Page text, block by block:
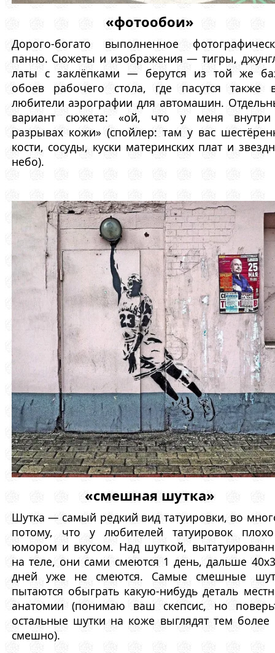
«фотообои»
Дорого-богато выполненное
панно. Сюжеты и изображения — тигры,
латы с заклёпками — берутся из той же
обоев рабочего стола, где пасутся также
любители аэрографии для автомашин.
вариант сюжета: «ой, что у меня
разрывах кожи» (спойлер: там у вас
кости, сосуды, куски материнских плат и
небо).
«смешная шутка»
Шутка — самый редкий вид татуировки, во
потому, что у любителей татуировок
юмором и вкусом. Над шуткой,
на теле, они сами смеются 1 день, дальше
дней уже не смеются. Самые смешные
пытаются обыграть какую-нибудь деталь
анатомии (понимаю ваш скепсис, но
остальные шутки на коже выглядят тем более
смешно).